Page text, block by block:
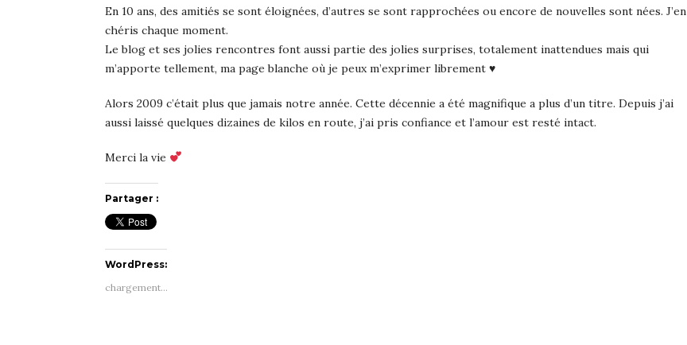
En 10 ans, des amitiés se sont éloignées, d’autres se sont rapprochées ou encore de nouvelles sont nées. J’en
chéris chaque moment.
Le blog et ses jolies rencontres font aussi partie des jolies surprises, totalement inattendues mais qui
m’apporte tellement, ma page blanche où je peux m’exprimer librement ♥
Alors 2009 c’était plus que jamais notre année. Cette décennie a été magnifique a plus d’un titre. Depuis j’ai
aussi laissé quelques dizaines de kilos en route, j’ai pris confiance et l’amour est resté intact.
Merci la vie
Partager :
WordPress:
chargement…